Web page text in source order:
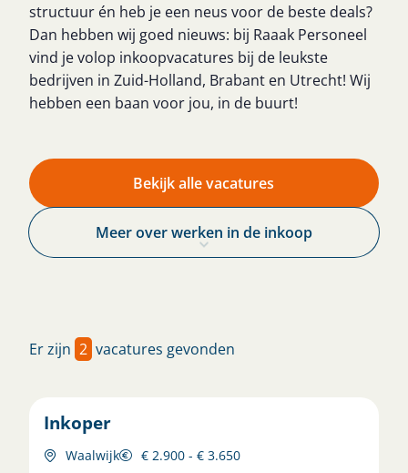
structuur én heb je een neus voor de beste deals?
Dan hebben wij goed nieuws: bij Raaak Personeel
vind je volop inkoopvacatures bij de leukste
bedrijven in Zuid-Holland, Brabant en Utrecht! Wij
hebben een baan voor jou, in de buurt!
Bekijk alle vacatures
Meer over werken in de inkoop
Er zijn 2 vacatures gevonden
Inkoper
Waalwijk € 2.900 - € 3.650